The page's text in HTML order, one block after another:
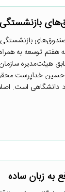
بازنشستگی
بازنشستگی
هفتم توسعه به
هیئت‌مدیره
حسین خداپرست
است.
به زبان ساده